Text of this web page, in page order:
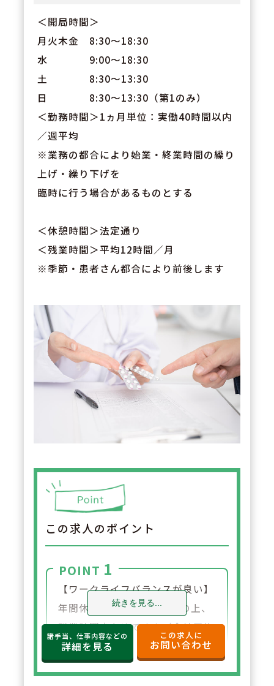
＜開局時間＞
月火木金 8:30～18:30
水 9:00～18:30
土 8:30～13:30
日 8:30～13:30（第1のみ）
＜勤務時間＞1ヵ月単位：実働40時間以内
／週平均
※業務の都合により始業・終業時間の繰り
上げ・繰り下げを
臨時に行う場合があるものとする
＜休憩時間＞法定通り
＜残業時間＞平均12時間／月
※季節・患者さん都合により前後します
この求人のポイント
POINT 1
【ワークライフバランスが良い】
年間休日120日と多く、その上、
残業時間少なめです！（全社平均
で月単位での残業時間が12時間）
平均勤続年数も9年と長く続ける
続きを見る...
諸手当、仕事内容などの
詳細を見る
この求人に
お問い合わせ